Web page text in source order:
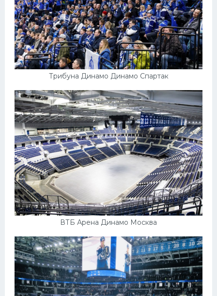
Трибуна Динамо Динамо Спартак
ВТБ Арена Динамо Москва